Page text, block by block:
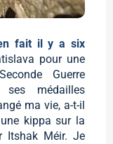
fait il y a six
pour une
Guerre
médailles
ma vie, a-t-il
kippa sur la
Itshak Méir. Je